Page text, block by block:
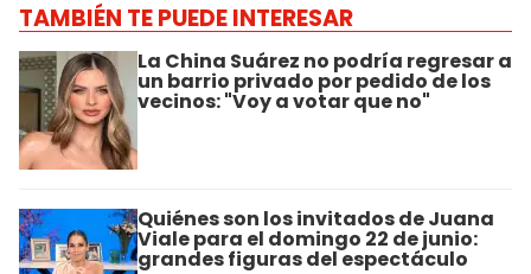
TAMBIÉN TE PUEDE INTERESAR
La China Suárez no podría regresar a
un barrio privado por pedido de los
vecinos: "Voy a votar que no"
Quiénes son los invitados de Juana
Viale para el domingo 22 de junio:
grandes figuras del espectáculo